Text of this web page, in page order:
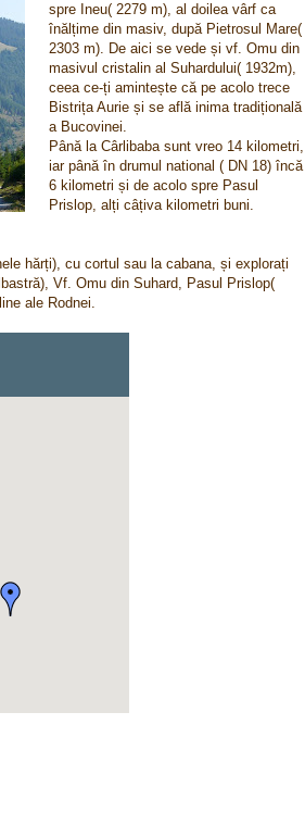
spre Ineu( 2279 m), al doilea vârf ca
înălțime din masiv, după Pietrosul Mare(
2303 m). De aici se vede și vf. Omu din
masivul cristalin al Suhardului( 1932m),
ceea ce-ți amintește că pe acolo trece
Bistrița Aurie și se află inima tradițională
a Bucovinei.
Până la Cârlibaba sunt vreo 14 kilometri,
iar până în drumul national ( DN 18) încă
6 kilometri și de acolo spre Pasul
Prislop, alți câțiva kilometri buni.
hărți), cu cortul sau la cabana, și explorați
Vf. Omu din Suhard, Pasul Prislop(
ale Rodnei.